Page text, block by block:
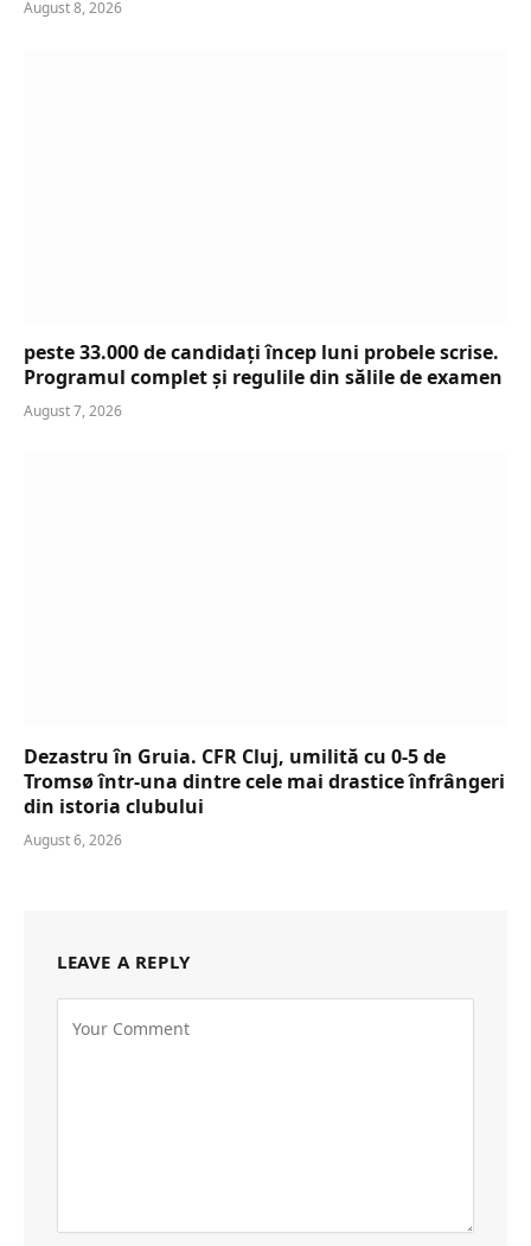
August 8, 2026
peste 33.000 de candidați încep luni probele scrise.
Programul complet și regulile din sălile de examen
August 7, 2026
Dezastru în Gruia. CFR Cluj, umilită cu 0-5 de
Tromsø într-una dintre cele mai drastice înfrângeri
din istoria clubului
August 6, 2026
LEAVE A REPLY